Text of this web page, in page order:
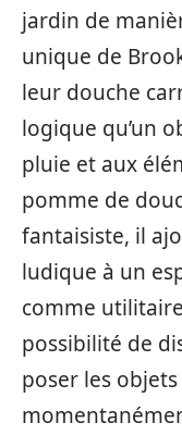
jardin de
unique de
leur douche
logique qu’un
pluie et aux
pomme de
fantaisiste, il
ludique à un
comme
possibilité de
poser les objets